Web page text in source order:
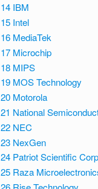
14 IBM
15 Intel
16 MediaTek
17 Microchip
18 MIPS
19 MOS Technology
20 Motorola
21 National
22 NEC
23 NexGen
24 Patriot Scientific
25 Raza